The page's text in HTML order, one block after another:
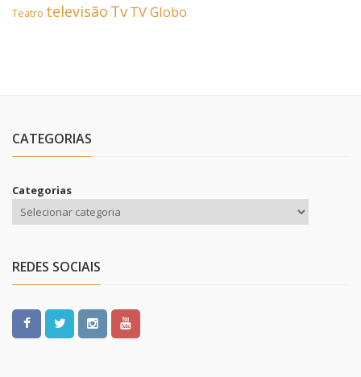
Teatro televisão TvTV Globo
CATEGORIAS
Categorias
REDES SOCIAIS